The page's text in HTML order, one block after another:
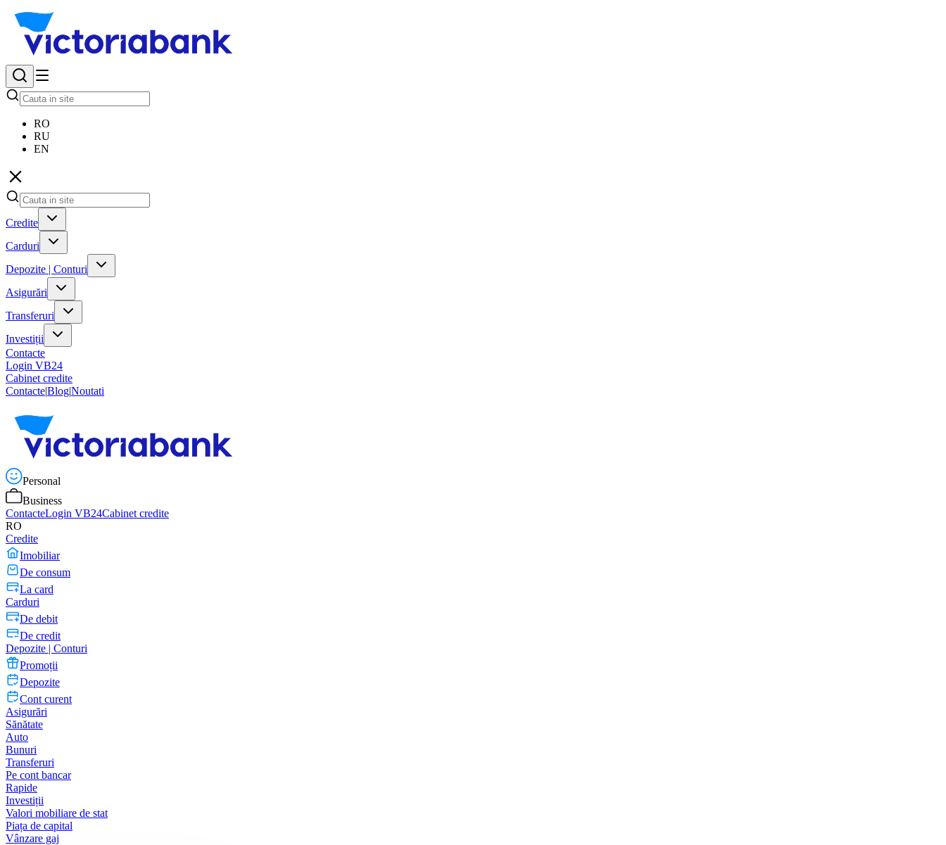
RO
RU
EN
Credite
Carduri
Depozite | Conturi
Asigurări
Transferuri
Investiții
Contacte
Login VB24
Cabinet credite
Contacte|Blog|Noutati
Personal
Business
ContacteLogin VB24Cabinet credite
RO
Credite
Imobiliar
De consum
La card
Carduri
De debit
De credit
Depozite | Conturi
Promoții
Depozite
Cont curent
Asigurări
Sănătate
Auto
Bunuri
Transferuri
Pe cont bancar
Rapide
Investiții
Valori mobiliare de stat
Piața de capital
Vânzare gaj